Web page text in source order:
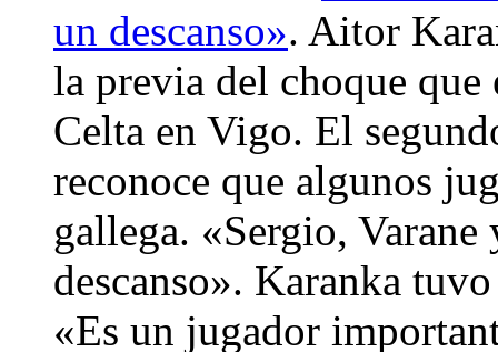
un descanso». Aitor
la previa del choque
Celta en Vigo. El
reconoce que algunos
gallega. «Sergio,
descanso». Karanka
«Es un jugador